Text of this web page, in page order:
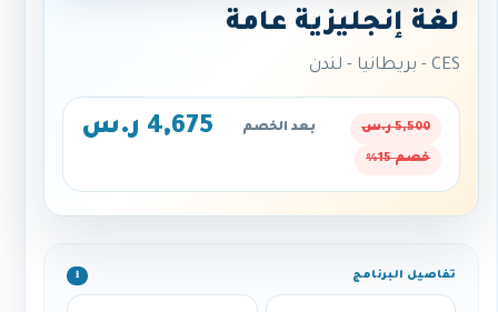
لغة إنجليزية عامة
CES - بريطانيا - لندن
5,500 ر.س بعد الخصم 4,675 ر.س
خصم 15%
تفاصيل البرنامج ℹ️